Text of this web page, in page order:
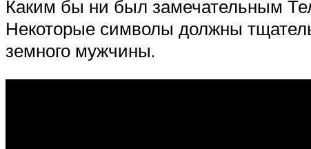
Каким бы ни был замечательным
Некоторые символы должны
земного мужчины.